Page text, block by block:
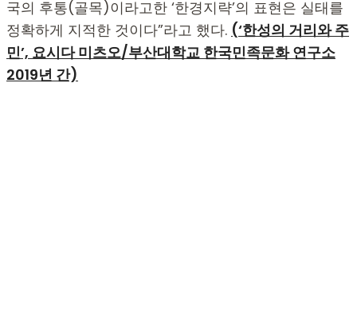
국의 후통(골목)이라고한 ‘한경지략’의 표현은 실태를
정확하게 지적한 것이다”라고 했다. (‘한성의 거리와 주
민’, 요시다 미츠오/부산대학교 한국민족문화 연구소
2019년 간)